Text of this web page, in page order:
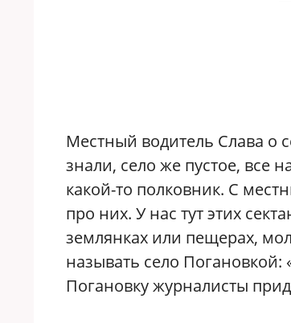
Местный водитель Слава о
знали, село же пустое, все
какой-то полковник. С
про них. У нас тут этих
землянках или пещерах,
называть село Погановкой:
Погановку журналисты